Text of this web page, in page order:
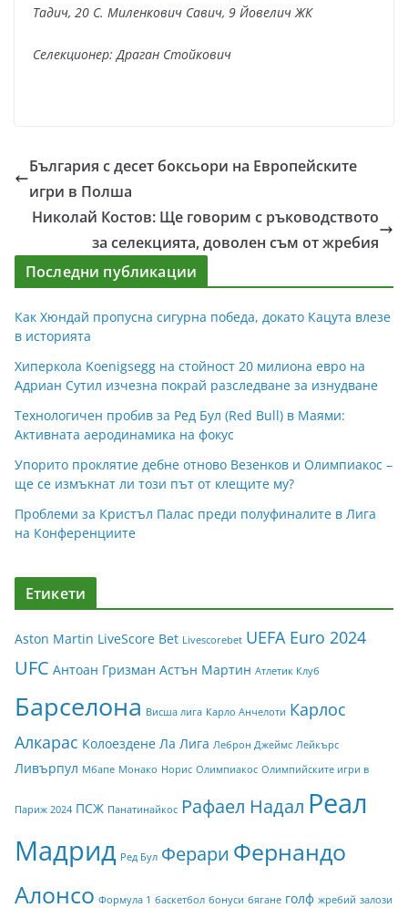
Тадич, 20 С. Миленкович Савич, 9 Йовелич ЖК
Селекционер: Драган Стойкович
България с десет боксьори на Европейските
игри в Полша
Николай Костов: Ще говорим с ръководството
за селекцията, доволен съм от жребия
Последни публикации
Как Хюндай пропусна сигурна победа, докато Кацута влезе
в историята
Хиперкола Koenigsegg на стойност 20 милиона евро на
Адриан Сутил изчезна покрай разследване за изнудване
Технологичен пробив за Ред Бул (Red Bull) в Маями:
Активната аеродинамика на фокус
Упорито проклятие дебне отново Везенков и Олимпиакос –
ще се измъкнат ли този път от клещите му?
Проблеми за Кристъл Палас преди полуфиналите в Лига
на Конференциите
Етикети
Aston Martin LiveScore Bet Livescorebet UEFA Euro 2024
UFC Антоан Гризман Астън Мартин Атлетик Клуб
Барселона Висша лига Карло Анчелоти Карлос
Алкарас Колоездене Ла Лига Леброн Джеймс Лейкърс
Ливърпул Мбапе Монако Норис Олимпиакос Олимпийските игри в
Париж 2024 ПСЖ Панатинайкос Рафаел Надал Реал
Мадрид Ред Бул Ферари Фернандо
Алонсо Формула 1 баскетбол бонуси бягане голф жребий залози